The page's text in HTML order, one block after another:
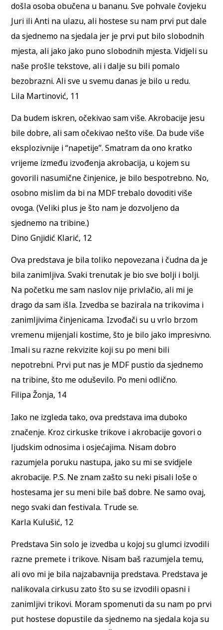
došla osoba obučena u bananu. Sve pohvale čovjeku
Juri ili Anti na ulazu, ali hostese su nam prvi put dale
da sjednemo na sjedala jer je prvi put bilo slobodnih
mjesta, ali jako jako puno slobodnih mjesta. Vidjeli su
naše prošle tekstove, ali i dalje su bili pomalo
bezobrazni. Ali sve u svemu danas je bilo u redu.
Lila Martinović, 11
Da budem iskren, očekivao sam više. Akrobacije jesu
bile dobre, ali sam očekivao nešto više. Da bude više
eksplozivnije i “napetije”. Smatram da ono kratko
vrijeme između izvođenja akrobacija, u kojem su
govorili nasumične činjenice, je bilo bespotrebno. No,
osobno mislim da bi na MDF trebalo dovoditi više
ovoga. (Veliki plus je što nam je dozvoljeno da
sjednemo na tribine.)
Dino Gnjidić Klarić, 12
Ova predstava je bila toliko nepovezana i čudna da je
bila zanimljiva. Svaki trenutak je bio sve bolji i bolji.
Na početku me sam naslov nije privlačio, ali mi je
drago da sam išla. Izvedba se bazirala na trikovima i
zanimljivima činjenicama. Izvođači su u vrlo brzom
vremenu mijenjali kostime, što je bilo jako impresivno.
Imali su razne rekvizite koji su po meni bili
nepotrebni. Prvi put nas je MDF pustio da sjednemo
na tribine, što me oduševilo. Po meni odlično.
Filipa Žonja, 14
Iako ne izgleda tako, ova predstava ima duboko
značenje. Kroz cirkuske trikove i akrobacije govori o
ljudskim odnosima i osjećajima. Nisam dobro
razumjela poruku nastupa, jako su mi se svidjele
akrobacije. P.S. Ne znam zašto su neki pisali loše o
hostesama jer su meni bile baš dobre. Ne samo ovaj,
nego svaki dan festivala. Trude se.
Karla Kulušić, 12
Predstava Sin solo je izvedba u kojoj su glumci izvodili
razne premete i trikove. Nisam baš razumjela temu,
ali ovo mi je bila najzabavnija predstava. Predstava je
nalikovala cirkusu zato što su se izvodili opasni i
zanimljivi trikovi. Moram spomenuti da su nam po prvi
put hostese dopustile da sjednemo na sjedala koja su